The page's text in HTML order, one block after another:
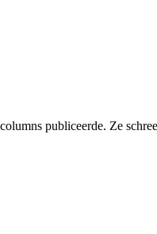
publiceerde. Ze